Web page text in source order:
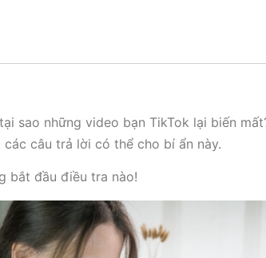
sao những video bạn TikTok lại biến
câu trả lời có thể cho bí ẩn này.
bắt đầu điều tra nào!